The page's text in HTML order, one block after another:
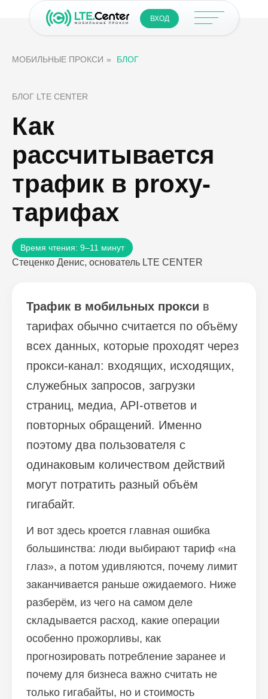
ВХОД
МОБИЛЬНЫЕ ПРОКСИ » БЛОГ
БЛОГ LTE CENTER
Как
рассчитывается
трафик в proxy-
тарифах
Время чтения: 9–11 минут
Стеценко Денис, основатель LTE CENTER
Трафик в мобильных прокси в
тарифах обычно считается по объёму
всех данных, которые проходят через
прокси-канал: входящих, исходящих,
служебных запросов, загрузки
страниц, медиа, API-ответов и
повторных обращений. Именно
поэтому два пользователя с
одинаковым количеством действий
могут потратить разный объём
гигабайт.
И вот здесь кроется главная ошибка
большинства: люди выбирают тариф «на
глаз», а потом удивляются, почему лимит
заканчивается раньше ожидаемого. Ниже
разберём, из чего на самом деле
складывается расход, какие операции
особенно прожорливы, как
прогнозировать потребление заранее и
почему для бизнеса важно считать не
только гигабайты, но и стоимость